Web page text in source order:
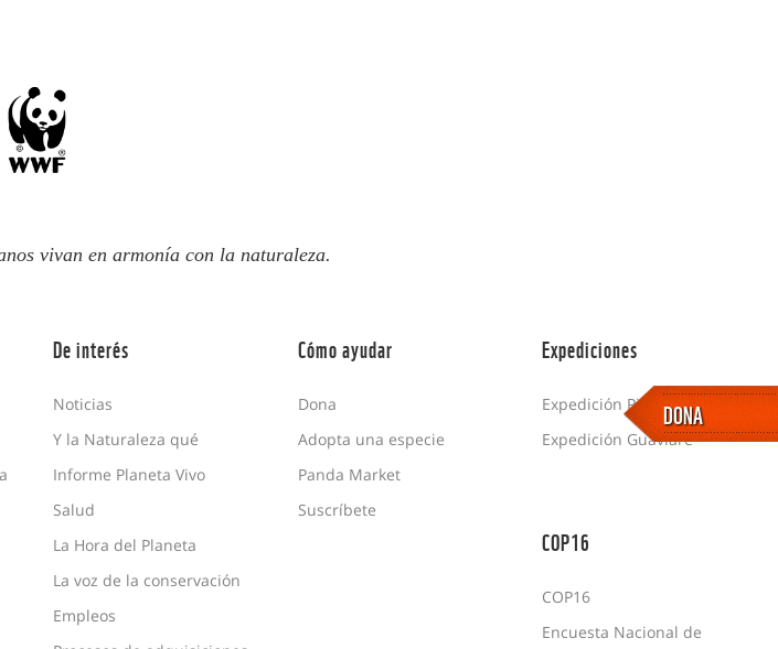
vivan en armonía con la naturaleza.
De interés
Noticias
Y la Naturaleza qué
Informe Planeta Vivo
Salud
La Hora del Planeta
La voz de la conservación
Empleos
Cómo ayudar
Dona
Adopta una especie
Panda Market
Suscríbete
Expediciones
Expedición Picachos
Expedición Guaviare
COP16
COP16
Encuesta Nacional de
DONA